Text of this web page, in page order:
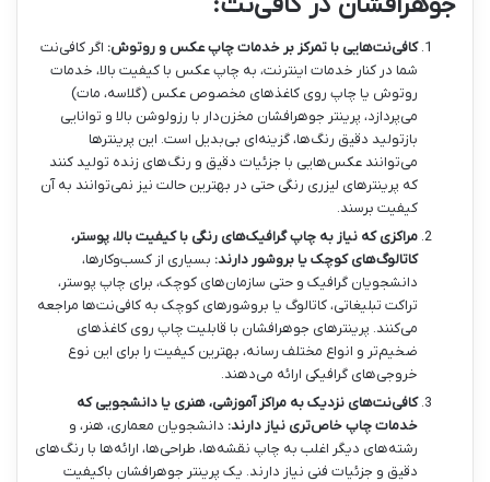
کافی‌نت‌هایی با تمرکز بر خدمات چاپ عکس و روتوش: اگر کافی‌نت
شما در کنار خدمات اینترنت، به چاپ عکس با کیفیت بالا، خدمات
روتوش یا چاپ روی کاغذهای مخصوص عکس (گلاسه، مات)
می‌پردازد، پرینتر جوهرافشان مخزن‌دار با رزولوشن بالا و توانایی
بازتولید دقیق رنگ‌ها، گزینه‌ای بی‌بدیل است. این پرینترها
می‌توانند عکس‌هایی با جزئیات دقیق و رنگ‌های زنده تولید کنند
که پرینترهای لیزری رنگی حتی در بهترین حالت نیز نمی‌توانند به آن
کیفیت برسند.
مراکزی که نیاز به چاپ گرافیک‌های رنگی با کیفیت بالا، پوستر،
کاتالوگ‌های کوچک یا بروشور دارند: بسیاری از کسب‌وکارها،
دانشجویان گرافیک و حتی سازمان‌های کوچک، برای چاپ پوستر،
تراکت تبلیغاتی، کاتالوگ یا بروشورهای کوچک به کافی‌نت‌ها مراجعه
می‌کنند. پرینترهای جوهرافشان با قابلیت چاپ روی کاغذهای
ضخیم‌تر و انواع مختلف رسانه، بهترین کیفیت را برای این نوع
خروجی‌های گرافیکی ارائه می‌دهند.
کافی‌نت‌های نزدیک به مراکز آموزشی، هنری یا دانشجویی که
خدمات چاپ خاص‌تری نیاز دارند: دانشجویان معماری، هنر، و
رشته‌های دیگر اغلب به چاپ نقشه‌ها، طراحی‌ها، ارائه‌ها با رنگ‌های
دقیق و جزئیات فنی نیاز دارند. یک پرینتر جوهرافشان باکیفیت